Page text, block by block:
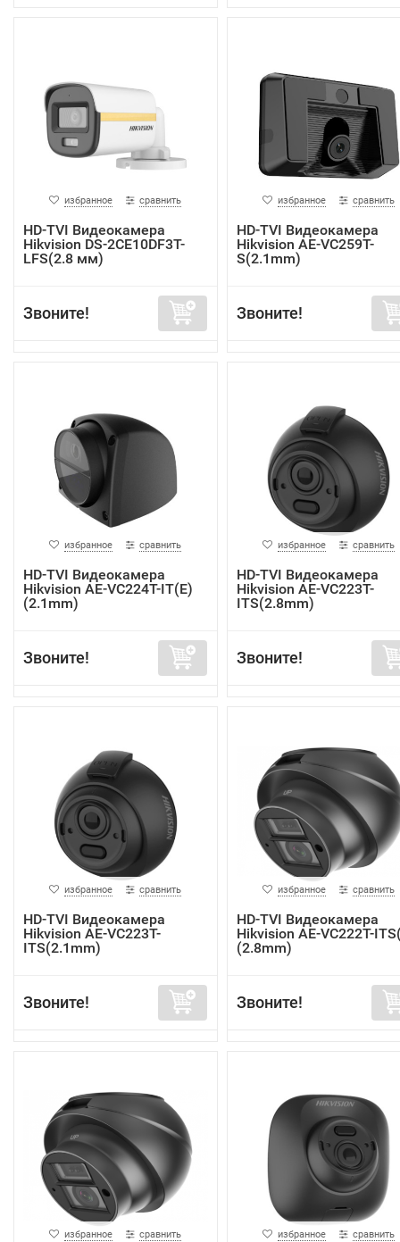
избранное сравнить
HD-TVI Видеокамера
Hikvision DS-2CE10DF3T-
LFS(2.8 мм)
Звоните!
избранное сравнить
HD-TVI Видеокамера
Hikvision AE-VC259T-
S(2.1mm)
Звоните!
избранное сравнить
HD-TVI Видеокамера
Hikvision AE-VC224T-IT(E)
(2.1mm)
Звоните!
избранное сравнить
HD-TVI Видеокамера
Hikvision AE-VC223T-
ITS(2.8mm)
Звоните!
избранное сравнить
HD-TVI Видеокамера
Hikvision AE-VC223T-
ITS(2.1mm)
Звоните!
избранное сравнить
HD-TVI Видеокамера
Hikvision AE-VC222T-
(2.8mm)
Звоните!
избранное сравнить избранное сравнить